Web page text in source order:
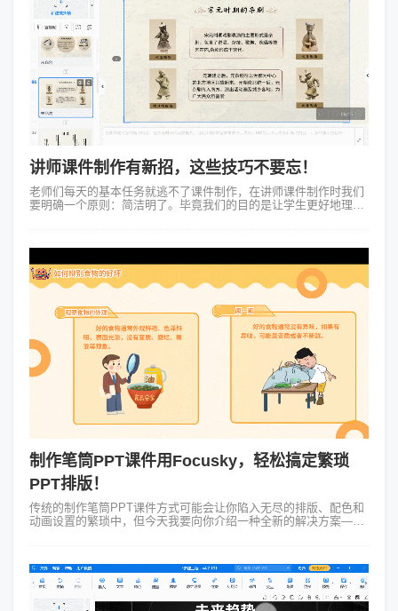
讲师课件制作有新招，这些技巧不要忘！
老师们每天的基本任务就逃不了课件制作，在讲师课件制作时我们
要明确一个原则：简洁明了。毕竟我们的目的是让学生更好地理解
制作笔筒PPT课件用Focusky，轻松搞定繁琐
PPT排版！
传统的制作笔筒PPT课件方式可能会让你陷入无尽的排版、配色和
动画设置的繁琐中，但今天我要向你介绍一种全新的解决方案——